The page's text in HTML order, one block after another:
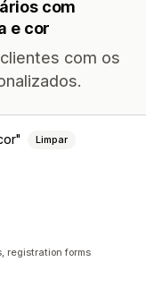
com
e cor
com os
Limpar
registration forms